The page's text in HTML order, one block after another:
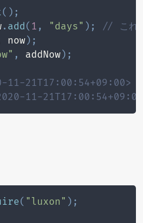
( ) ;
. add ( 1 , "days" ) ;
// これ
now) ;
, addNow) ;
11-21T17:00:54+09:00>
11-
( "luxon" ) ;